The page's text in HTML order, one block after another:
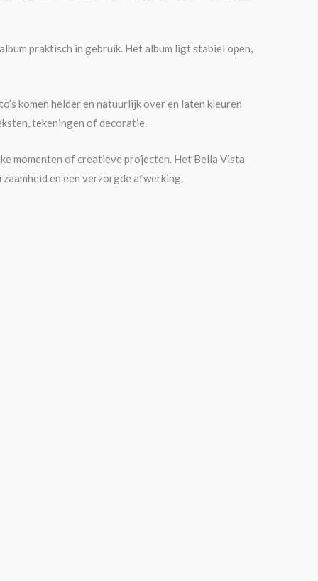
praktisch in gebruik. Het album ligt stabiel open,
komen helder en natuurlijk over en laten kleuren
tekeningen of decoratie.
momenten of creatieve projecten. Het Bella Vista
en een verzorgde afwerking.